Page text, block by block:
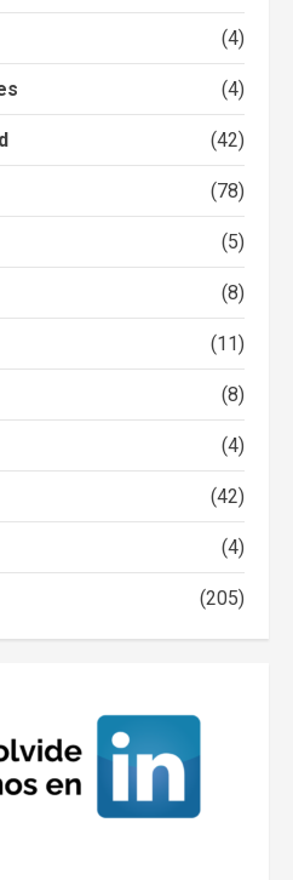
(4)
(4)
(42)
(78)
(5)
(8)
(11)
(8)
(4)
(42)
(4)
(205)